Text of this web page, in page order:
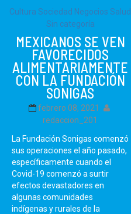
Cultura Sociedad Negocios Salud
Sin categoría
MEXICANOS SE VEN
FAVORECIDOS
ALIMENTARIAMENTE
CON LA FUNDACIÓN
SONIGAS
febrero 08, 2021
redaccion_201
La Fundación Sonigas comenzó
sus operaciones el año pasado,
específicamente cuando el
Covid-19 comenzó a surtir
efectos devastadores en
algunas comunidades
indígenas y rurales de la